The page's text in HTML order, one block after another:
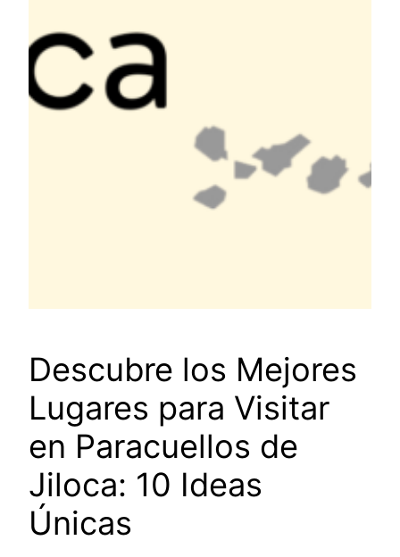
Descubre los Mejores
Lugares para Visitar
en Paracuellos de
Jiloca: 10 Ideas
Únicas